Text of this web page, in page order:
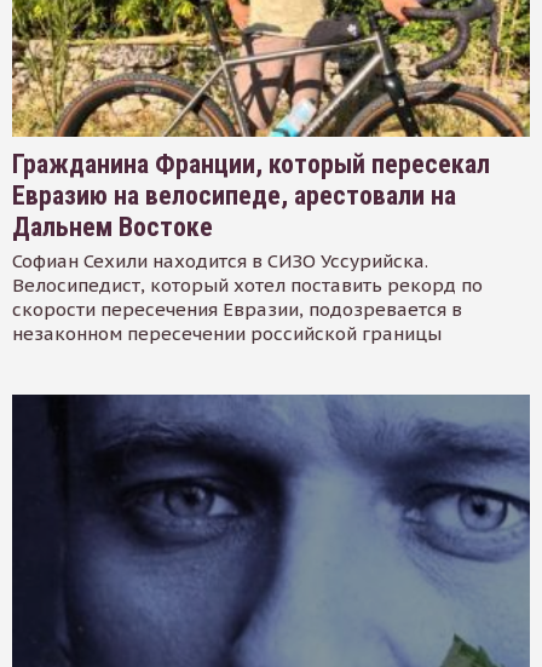
Гражданина Франции, который пересекал
Евразию на велосипеде, арестовали на
Дальнем Востоке
Софиан Сехили находится в СИЗО Уссурийска.
Велосипедист, который хотел поставить рекорд по
скорости пересечения Евразии, подозревается в
незаконном пересечении российской границы